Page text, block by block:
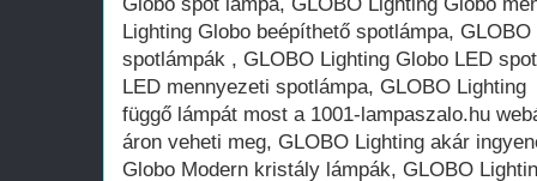
Lighting Globo beépíthető spotlámpa,
spotlámpák , GLOBO Lighting Globo LED
LED mennyezeti spotlámpa, GLOBO
függő lámpát most a 1001-lampaszalo.hu
áron veheti meg, GLOBO Lighting akár
Globo Modern kristály lámpák, GLOBO